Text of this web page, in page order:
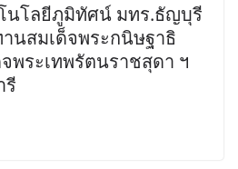
นโลยีภูมิทัศน์ มทร.ธัญบุรี
นสมเด็จพระกนิษฐาธิ
พระเทพรัตนราชสุดา ฯ
รี